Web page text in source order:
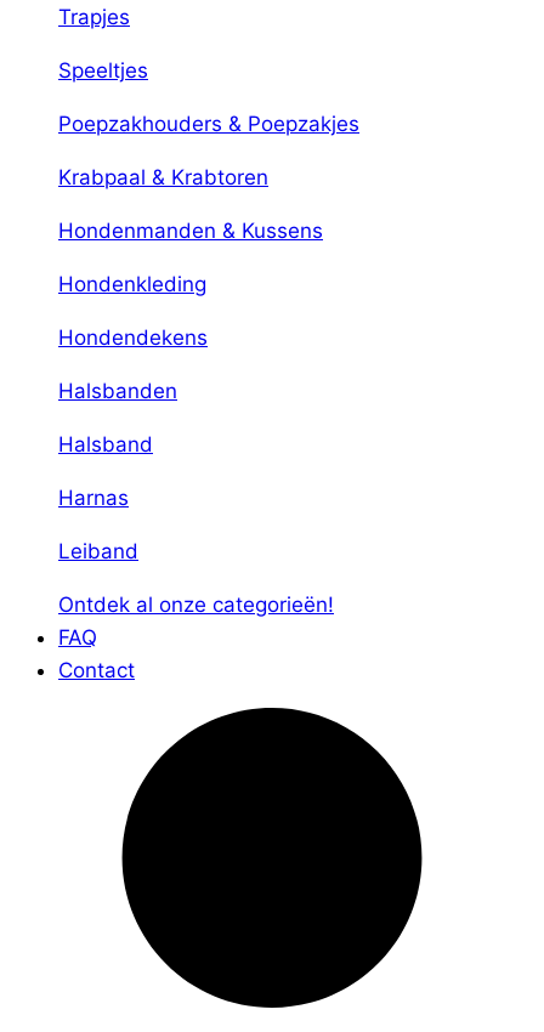
Trapjes
Speeltjes
Poepzakhouders & Poepzakjes
Krabpaal & Krabtoren
Hondenmanden & Kussens
Hondenkleding
Hondendekens
Halsbanden
Halsband
Harnas
Leiband
Ontdek al onze categorieën!
FAQ
Contact